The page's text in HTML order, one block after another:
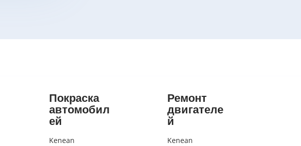
Покраска
автомобил
ей
Kenean
Ремонт
двигателе
й
Kenean